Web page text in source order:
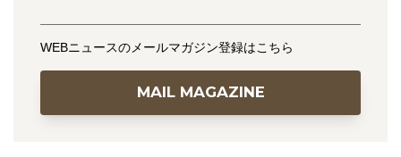
WEBニュースのメールマガジン登録はこちら
MAIL MAGAZINE